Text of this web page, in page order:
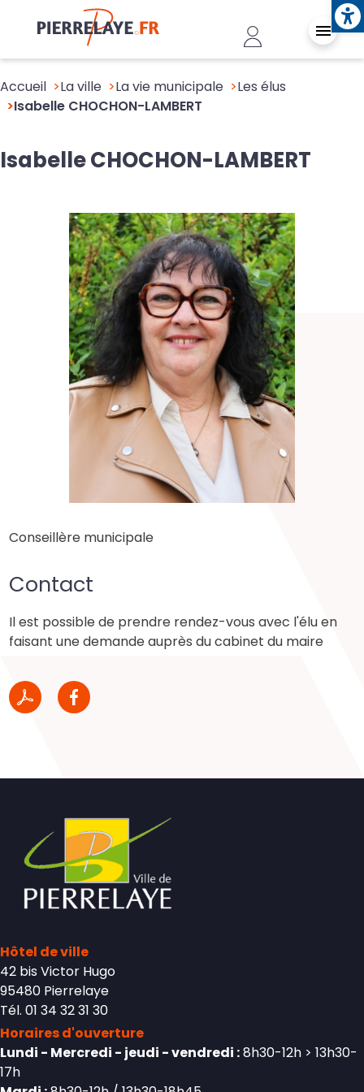
Aller au contenu principal
Header -
Accueil La ville La vie municipale
Les élus
Isabelle CHOCHON-LAMBERT
Isabelle CHOCHON-LAMBERT
Conseillère municipale
Contact
Il est possible de prendre rendez-vous avec l'élu en
faisant une demande auprès du cabinet du maire
Hôtel de ville
42 bis Victor Hugo
95480 Pierrelaye
Tél. 01 34 32 31 30
Horaires d'ouverture
Lundi - Mercredi - jeudi - vendredi :8h30-12h > 13h30-
17h